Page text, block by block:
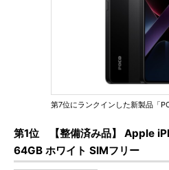
第7位にランクインした新製品「
第1位 【整備済み品】 Apple
64GB ホワイト SIMフリー